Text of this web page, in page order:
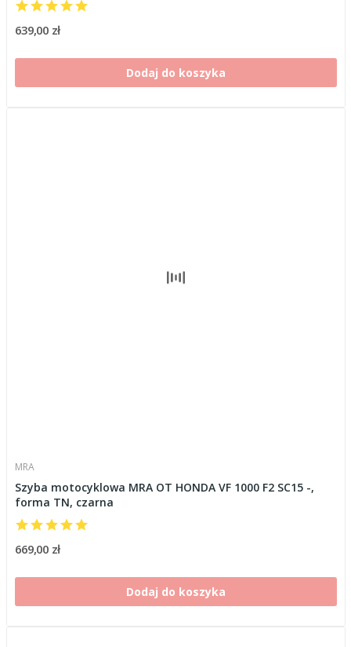
639,00 zł
Dodaj do koszyka
MRA
Szyba motocyklowa MRA OT HONDA VF 1000 F2 SC15 -,
forma TN, czarna
669,00 zł
Dodaj do koszyka